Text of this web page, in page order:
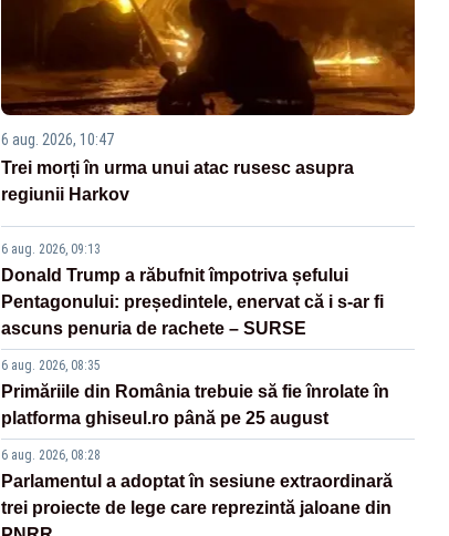
6 aug. 2026, 10:47
Trei morți în urma unui atac rusesc asupra
regiunii Harkov
6 aug. 2026, 09:13
Donald Trump a răbufnit împotriva șefului
Pentagonului: președintele, enervat că i s-ar fi
ascuns penuria de rachete – SURSE
6 aug. 2026, 08:35
Primăriile din România trebuie să fie înrolate în
platforma ghiseul.ro până pe 25 august
6 aug. 2026, 08:28
Parlamentul a adoptat în sesiune extraordinară
trei proiecte de lege care reprezintă jaloane din